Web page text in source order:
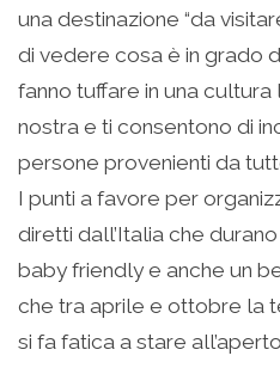
una destinazione “da
di vedere cosa è in grado
fanno tuffare in una
nostra e ti consentono di
persone provenienti da
I punti a favore per
diretti dall’Italia che
baby friendly e anche un
che tra aprile e ottobre la
si fa fatica a stare